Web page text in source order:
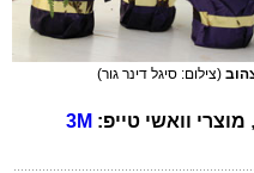
(צילום: סיגל דינר גור)
מוצרי וואשי טייפ: 3M